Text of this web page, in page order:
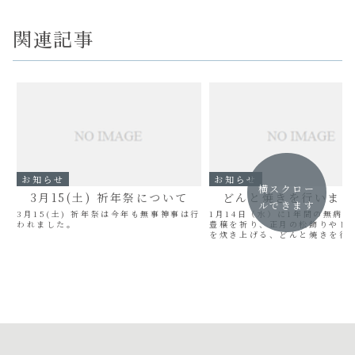
関連記事
お知らせ
3月15(土) 祈年祭について
3月15(土) 祈年祭は今年も無事神事は行
われました。
お知らせ
どんと焼きを行いま
1月14日（水）に1年間の無病
豊穣を祈り、正月の松飾りやし
を炊き上げる、どんと焼きを行
横スクロー
ルできます